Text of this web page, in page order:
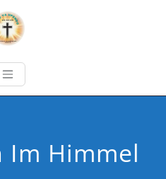
Im Himmel